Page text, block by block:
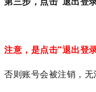
注意，是点击“退出登
否则账号会被注销，无